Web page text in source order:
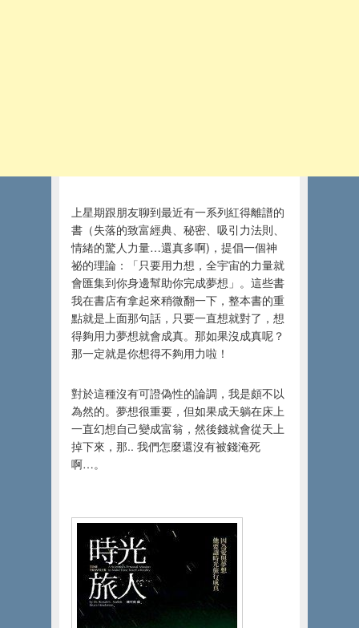
上星期跟朋友聊到最近有一系列紅得離譜的
書（失落的致富經典、秘密、吸引力法則、
情緒的驚人力量…還真多啊)，提倡一個神
祕的理論：「只要用力想，全宇宙的力量就
會匯集到你身邊幫助你完成夢想」。這些書
我在書店有拿起來稍微翻一下，整本書的重
點就是上面那句話，只要一直想就對了，想
得夠用力夢想就會成真。那如果沒成真呢？
那一定就是你想得不夠用力啦！
對於這種沒有可證偽性的論調，我是頗不以
為然的。夢想很重要，但如果成天躺在床上
一直幻想自己變成富翁，然後錢就會從天上
掉下來，那.. 我們怎麼還沒有被錢淹死
啊…。